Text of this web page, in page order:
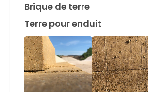
Brique de terre
Terre pour enduit